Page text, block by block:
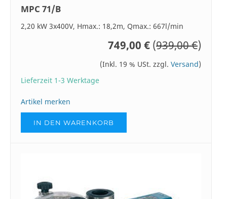
MPC 71/B
2,20 kW 3x400V, Hmax.: 18,2m, Qmax.: 667l/min
749,00 € (939,00 €)
(Inkl. 19 % USt. zzgl. Versand)
Lieferzeit 1-3 Werktage
Artikel merken
IN DEN WARENKORB